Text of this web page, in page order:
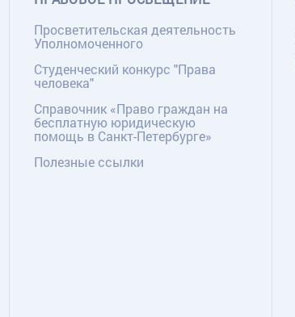
Просветительская деятельность
Уполномоченного
Студенческий конкурс "Права
человека"
Справочник «Право граждан на
бесплатную юридическую
помощь в Санкт-Петербурге»
Полезные ссылки